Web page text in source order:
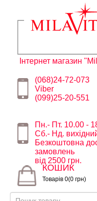
Інтернет магазин
(068)24-72-073
Viber
(099)25-20-551
Пн.- Пт. 10.00 -
Сб.- Нд.
Безкоштовна
замовлень
від 2500 грн.
КОШИК
Товарів 0(0 грн)